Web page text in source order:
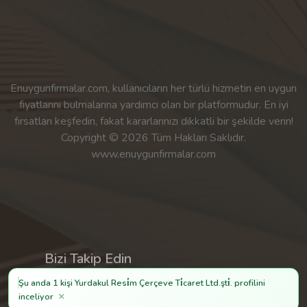
Şu anda 1 kişi Yurdakul Resi̇m Çerçeve Ti̇caret Ltd.şti̇. profilini
inceliyor ×
Enuygunfirmalar.com, kullanıcıların her türlü hizmetin en uygun
fiyatlarını bulmalarına yardımcı olan bir platformudur. En iyi
fırsatları keşfedin, fakat kararlarınızı dikkatli bir şekilde verin!
Copyright © 2026 Tüm Hakları Saklıdır.
www.enuygunfirmalar.com
Bizi Takip Edin